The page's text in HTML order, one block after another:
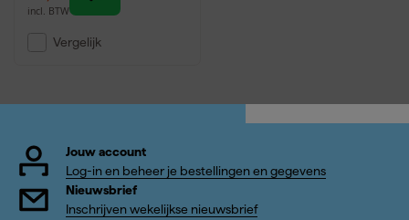
incl. BTW
Vergelijk
Jouw account
Log-in en beheer je bestellingen en gegevens
Nieuwsbrief
Inschrijven wekelijkse nieuwsbrief